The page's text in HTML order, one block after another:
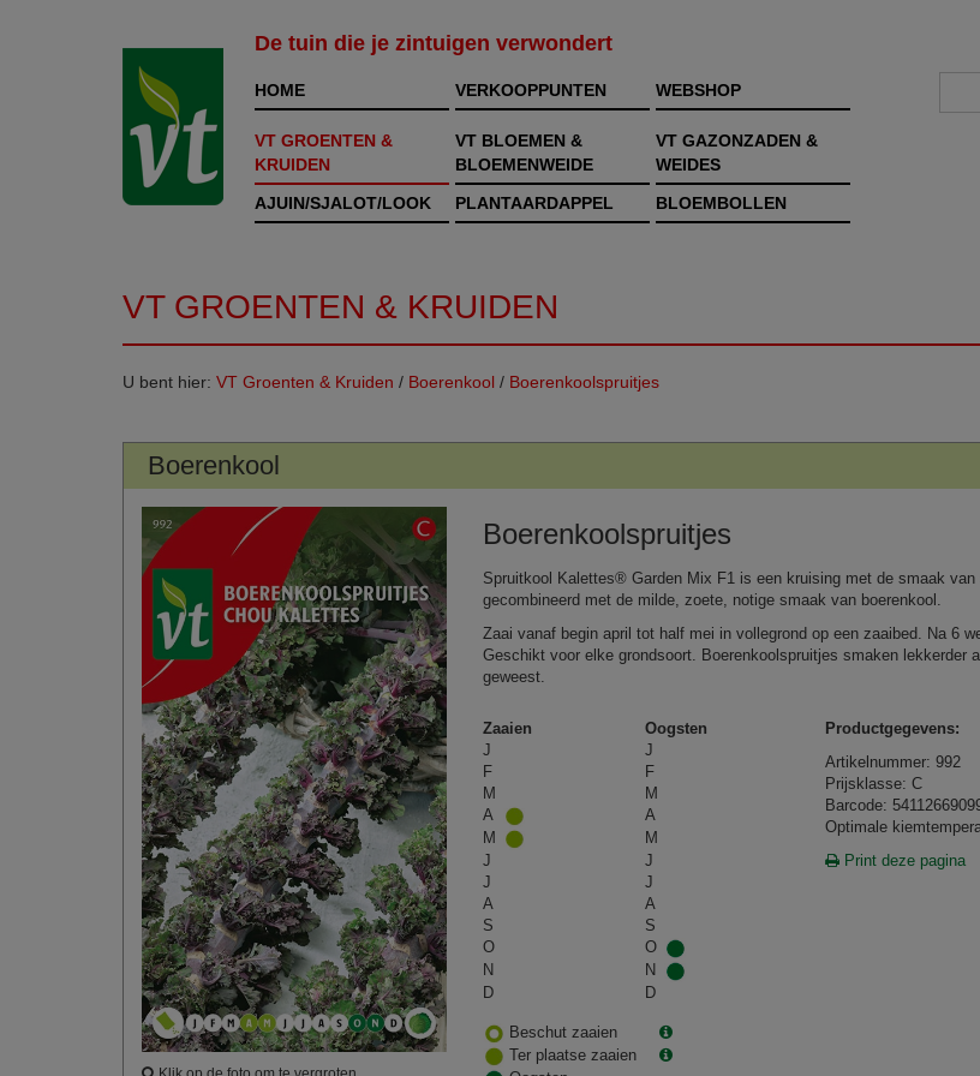
De tuin die je zintuigen verwondert
HOME VERKOOPPUNTEN WEBSHOP
VT GROENTEN &
KRUIDEN
VT BLOEMEN &
BLOEMENWEIDE
VT GAZONZADEN &
WEIDES
AJUIN/SJALOT/LOOK
PLANTAARDAPPEL BLOEMBOLLEN
VT GROENTEN & KRUIDEN
U bent hier: VT Groenten & Kruiden / Boerenkool / Boerenkoolspruitjes
Boerenkool
Boerenkoolspruitjes
Spruitkool Kalettes® Garden Mix F1 is een kruising met de smaak van
gecombineerd met de milde, zoete, notige smaak van boerenkool.
Zaai vanaf begin april tot half mei in vollegrond op een zaaibed. Na 6
Geschikt voor elke grondsoort. Boerenkoolspruitjes smaken lekkerder
geweest.
Zaaien
Oogsten
J
J
F
F
M
M
A
A
M
M
J
J
J
J
A
A
S
S
O
O
N
N
D
D
Beschut zaaien
Ter plaatse zaaien
Productgegevens:
Artikelnummer: 992
Prijsklasse: C
Barcode:
Optimale
Print deze pagina